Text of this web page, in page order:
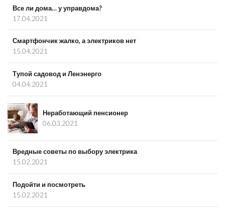
Все ли дома… у управдома?
17.04.2021
Смартфончик жалко, а электриков нет
15.04.2021
Тупой садовод и Ленэнерго
04.04.2021
Неработающий пенсионер
06.03.2021
Вредные советы по выбору электрика
15.02.2021
Подойти и посмотреть
15.02.2021